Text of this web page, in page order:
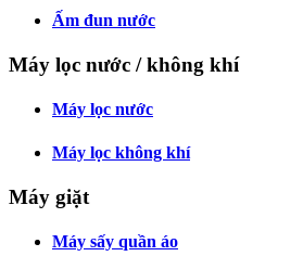
Ấm đun nước
Máy lọc nước / không khí
Máy lọc nước
Máy lọc không khí
Máy giặt
Máy sấy quần áo